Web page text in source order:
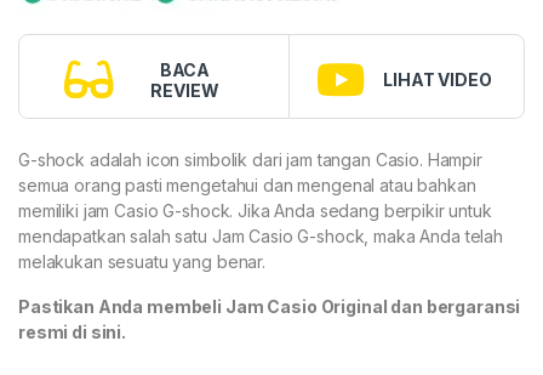
BACA
REVIEW
LIHAT VIDEO
G-shock adalah icon simbolik dari jam tangan Casio. Hampir
semua orang pasti mengetahui dan mengenal atau bahkan
memiliki jam Casio G-shock. Jika Anda sedang berpikir untuk
mendapatkan salah satu Jam Casio G-shock, maka Anda telah
melakukan sesuatu yang benar.
Pastikan Anda membeli Jam Casio Original dan bergaransi
resmi di sini.